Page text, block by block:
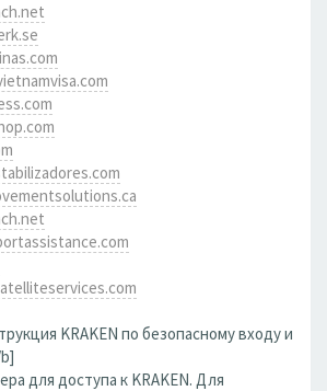
KRAKEN по безопасному входу и
для доступа к KRAKEN. Для